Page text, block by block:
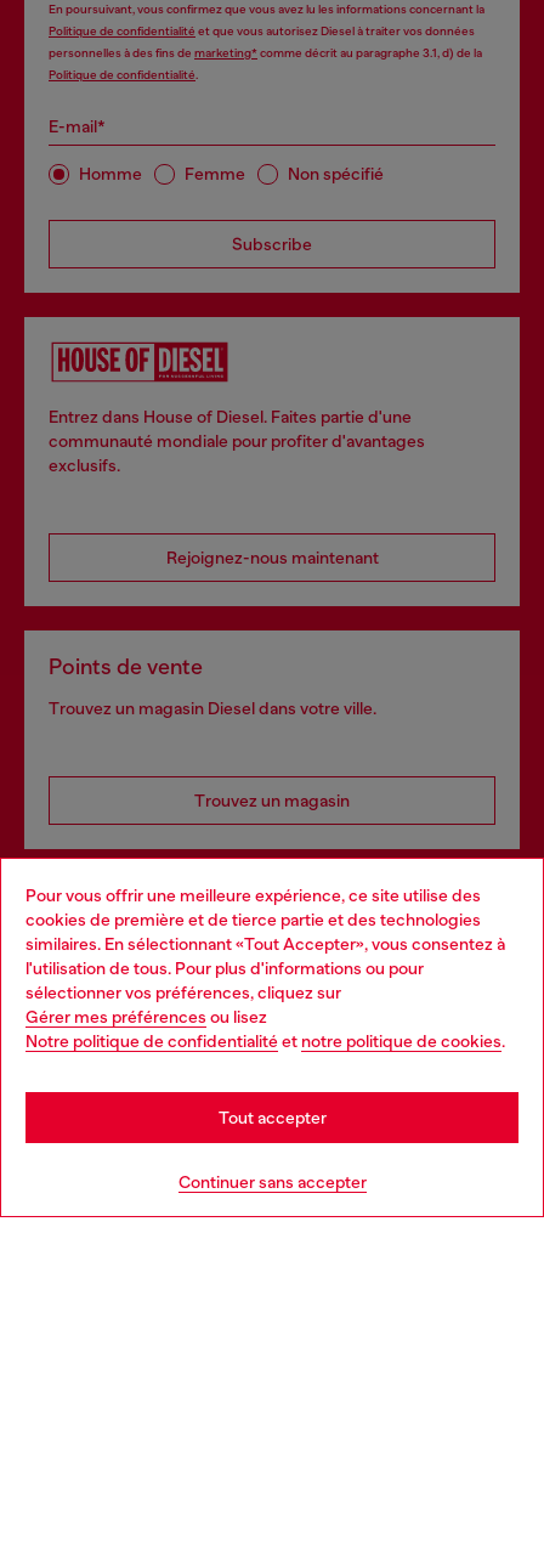
Pour vous offrir une meilleure expérience, ce site utilise des
cookies de première et de tierce partie et des technologies
similaires. En sélectionnant «Tout Accepter», vous consentez à
l'utilisation de tous. Pour plus d'informations ou pour
sélectionner vos préférences, cliquez sur
Gérer mes préférences ou lisez
Notre politique de confidentialitéet notre politique de cookies.
Continuer sans accepter
Tout accepter
En poursuivant, vous confirmez que vous avez lu les informations concernant la
Politique de confidentialité et que vous autorisez Diesel à traiter vos données
personnelles à des fins de marketing*comme décrit au paragraphe 3.1, d) de la
Politique de confidentialité
E-mail*
Homme Femme Non spécifié
Subscribe
Entrez dans House of Diesel. Faites partie d'une
communauté mondiale pour profiter d'avantages
exclusifs.
Rejoignez-nous maintenant
Points de vente
Trouvez un magasin Diesel dans votre ville.
Trouvez un magasin
Services omnicanaux
Découvrez tous nos services, en ligne et en magasin.
En savoir plus
Choose your location
You are currently browsing France website, but it seems you
may be based in United States